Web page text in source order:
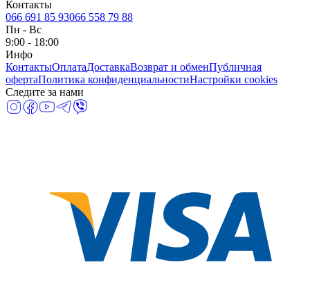
Контакты
066 691 85 93066 558 79 88
Пн - Вс
9:00 - 18:00
Инфо
КонтактыОплатаДоставкаВозврат и обменПубличная
офертаПолитика конфиденциальностиНастройки cookies
Следите за нами